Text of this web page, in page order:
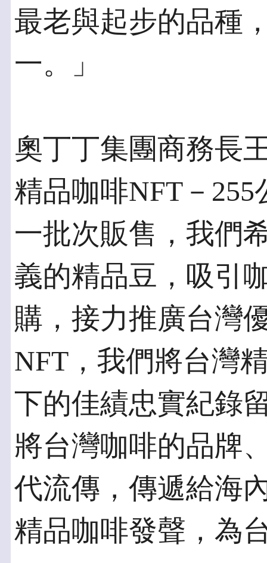
最老與起步的品種
一。」
奧丁丁集團商務長
精品咖啡NFT－255
一批次販售，我們
義的精品豆，吸引
購，接力推廣台灣
NFT，我們將台灣
下的佳績忠實紀錄
將台灣咖啡的品牌
代流傳，傳遞給海
精品咖啡發聲，為